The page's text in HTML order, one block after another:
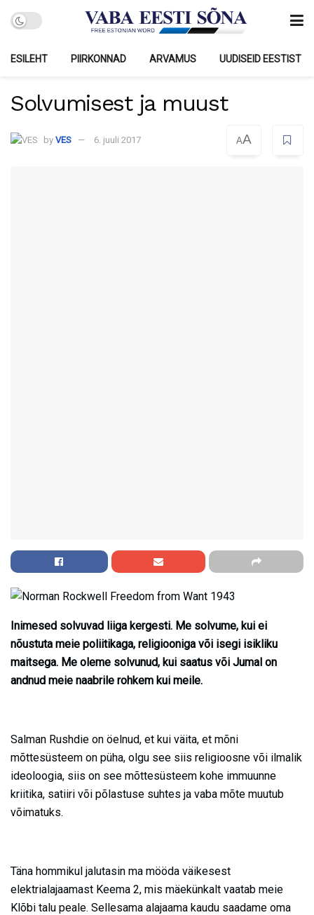
ESILEHT PIIRKONNAD ARVAMUS UUDISEID EESTIST
Solvumisest ja muust
by VES 6. juuli 2017 AA
Inimesed solvuvad liiga kergesti. Me solvume, kui ei
nõustuta meie poliitikaga, religiooniga või isegi isikliku
maitsega. Me oleme solvunud, kui saatus või Jumal on
andnud meie naabrile rohkem kui meile.
Salman Rushdie on öelnud, et kui väita, et mõni
mõttesüsteem on püha, olgu see siis religioosne või ilmalik
ideoloogia, siis on see mõttesüsteem kohe immuunne
kriitika, satiiri või põlastuse suhtes ja vaba mõte muutub
võimatuks.
Täna hommikul jalutasin ma mööda väikesest
elektrialajaamast Keema 2, mis mäekünkalt vaatab meie
Klõbi talu peale. Sellesama alajaama kaudu saadame oma